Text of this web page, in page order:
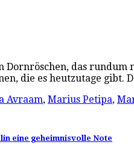
das
die es heutzutage gibt.
Avraam, Marius Petipa,
eine geheimnisvolle Note